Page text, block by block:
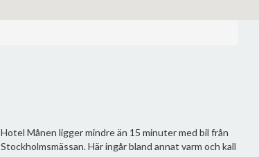
Hotel Månen ligger mindre än 15 minuter med bil från
Stockholmsmässan. Här ingår bland annat varm och kall